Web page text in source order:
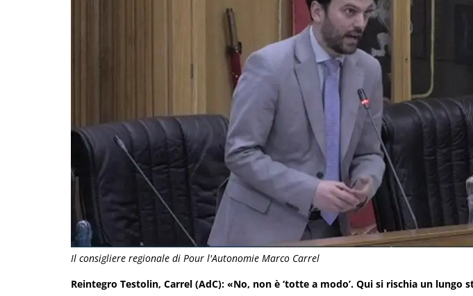
Il consigliere regionale di Pour l'Autonomie Marco Carrel
Reintegro Testolin, Carrel (AdC): «No, non è ‘totte a modo’. Qui si rischia un lungo